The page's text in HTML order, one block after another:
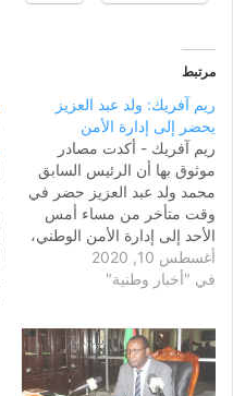
مرتبط
ريم آفريك: ولد عبد العزيز
يحضر إلى إدارة الأمن
ريم آفريك - أكدت مصادر
موثوق بها أن الرئيس السابق
محمد ولد عبد العزيز حضر في
وقت متأخر من مساء أمس
الأحد إلى إدارة الأمن الوطني،
وذلك استجابة للاستدعاء الذي
وجهته إليه مفوضية مكافحة
سيارات أمنية قد طوقت منزل
ولد عبد العزيز أمس…
أغسطس 10, 2020
في "أخبار وطنية"